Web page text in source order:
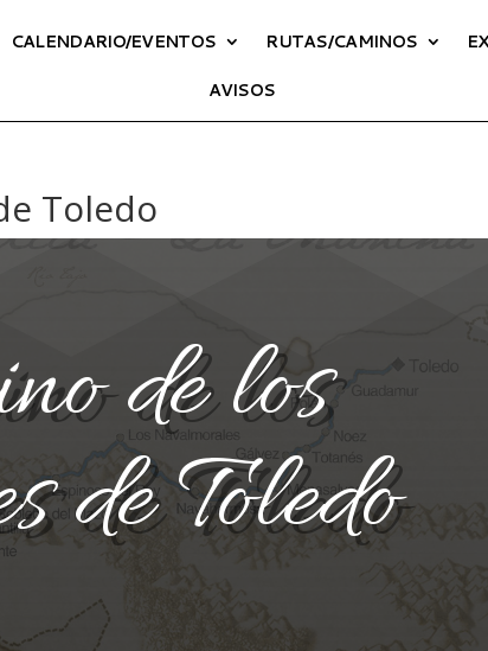
CALENDARIO/EVENTOS RUTAS/CAMINOS
AVISOS
Toledo
de los
de Toledo